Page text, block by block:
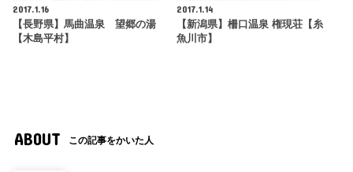
2017.1.16
【長野県】馬曲温泉 望郷の湯
【木島平村】
2017.1.14
【新潟県】柵口温泉 権現荘【糸
魚川市】
ABOUT この記事をかいた人